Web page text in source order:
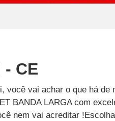
CE
você vai achar o que há de
BANDA LARGA com
nem vai acreditar